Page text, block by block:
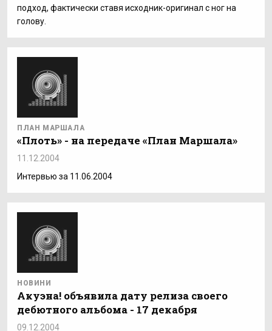
подход, фактически ставя исходник-оригинал с ног на
голову.
ПЛАН МАРШАЛА
«Плоть» - на передаче «План Маршала»
11.12.2004
Интервью за 11.06.2004
НОВИНИ
Акуэна! объявила дату релиза своего
дебютного альбома - 17 декабря
09.12.2004